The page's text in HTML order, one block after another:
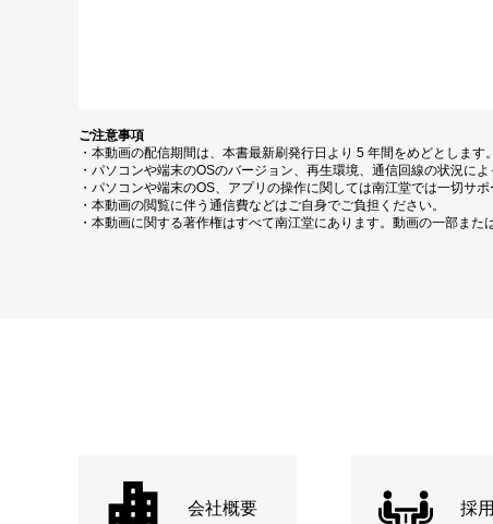
ご注意事項
・本動画の配信期間は、本書最新刷発行日より 5 年間をめどとしま
・パソコンや端末のOSのバージョン、再生環境、通信回線の状況に
・パソコンや端末のOS、アプリの操作に関しては南江堂では一切サポ
・本動画の閲覧に伴う通信費などはご自身でご負担ください。
・本動画に関する著作権はすべて南江堂にあります。動画の一部ま
会社概要 採